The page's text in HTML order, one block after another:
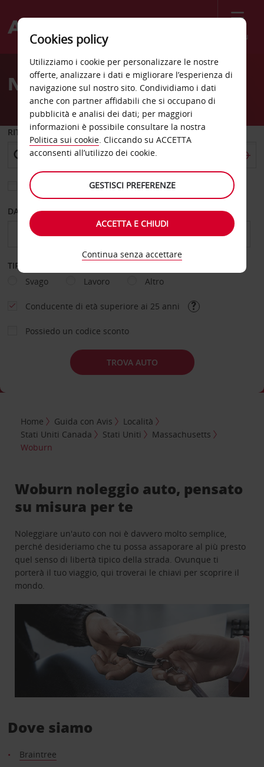
Menù
Welcome
AvisNoleggio auto Woburn
RITIRO DA
Scegli una località di riconsegna diversa
DAL GIORNO AL GIORNO
TIPOLOGIA DI NOLEGGIO
Svago
Lavoro Altro
Conducente di età superiore ai 25 anni
Possiedo un codice sconto
TROVA AUTO
Home Guida con Avis
Località
Stati Uniti Canada
Stati Uniti
Massachusetts
Woburn
Woburn noleggio auto, pensato
su misura per te
Noleggiare un'auto con noi è davvero molto semplice,
perché desideriamo che tu possa assaporare al più presto
quel senso di libertà tipico della strada. Ovunque ti
porterà il tuo viaggio, qui troverai le chiavi per scoprire il
mondo.
Dove siamo
Braintree
Cookies policy
Utilizziamo i cookie per personalizzare le nostre
offerte, analizzare i dati e migliorare l’esperienza di
navigazione sul nostro sito. Condividiamo i dati
anche con partner affidabili che si occupano di
pubblicità e analisi dei dati; per maggiori
informazioni è possibile consultare la nostra
Politica sui cookie. Cliccando su ACCETTA
acconsenti all’utilizzo dei cookie.
GESTISCI PREFERENZE
ACCETTA E CHIUDI
Continua senza accettare